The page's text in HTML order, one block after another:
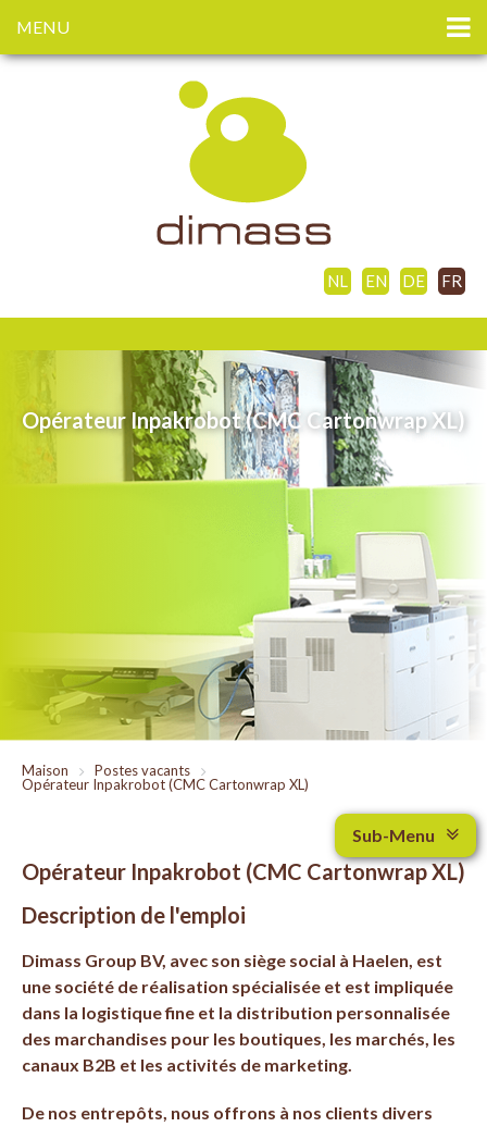
MENU
NL EN DE FR
Opérateur Inpakrobot (CMC Cartonwrap XL)
Maison > Postes vacants
>
Opérateur Inpakrobot (CMC Cartonwrap XL)
Sub-Menu
Opérateur Inpakrobot (CMC Cartonwrap XL)
Description de l'emploi
Dimass Group BV, avec son siège social à Haelen, est
une société de réalisation spécialisée et est impliquée
dans la logistique fine et la distribution personnalisée
des marchandises pour les boutiques, les marchés, les
canaux B2B et les activités de marketing.
De nos entrepôts, nous offrons à nos clients divers